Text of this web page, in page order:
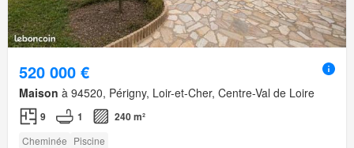
520 000 €
Maison à 94520, Périgny, Loir-et-Cher, Centre-Val de Loire
9 1 240 m²
Cheminée Piscine